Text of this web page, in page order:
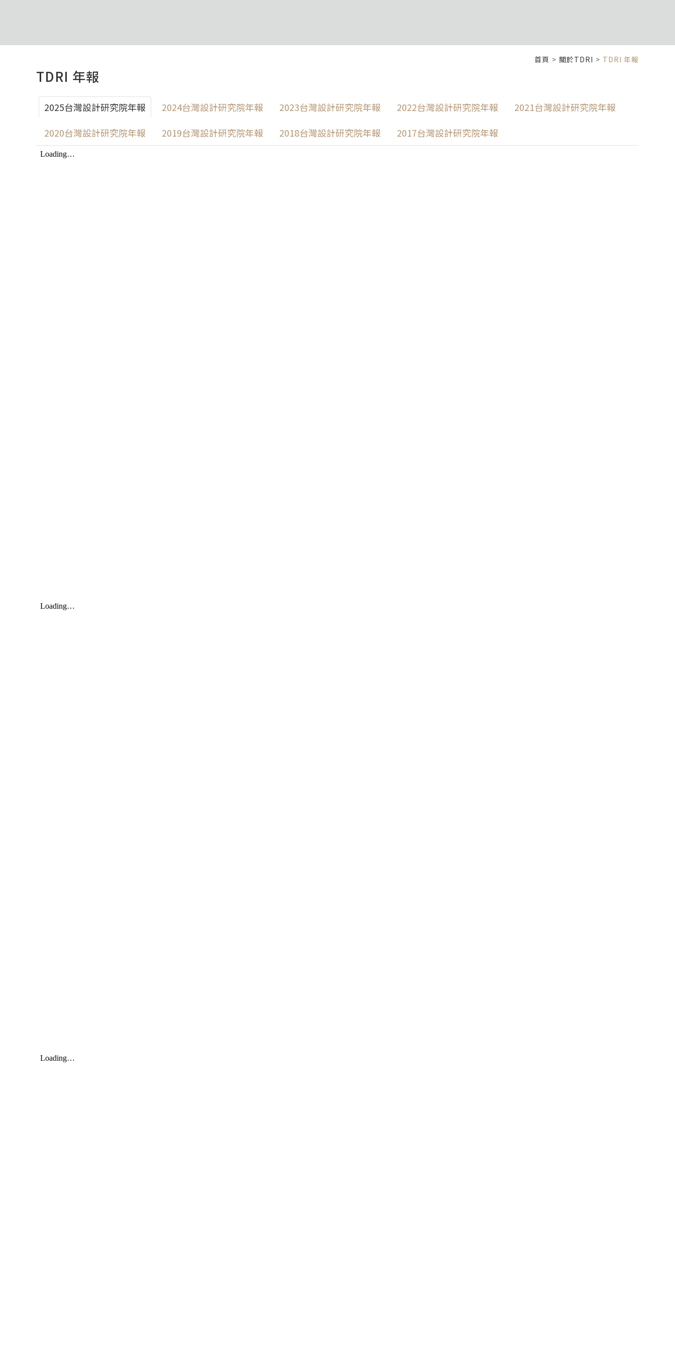
首頁 關於TDRI TDRI 年報
TDRI 年報
2025台灣設計研究院年報 2024台灣設計研究院年報 2023台灣設計研究院年報 2022台灣設計研究院年報
2021台灣設計研究院年報
2020台灣設計研究院年報
2019台灣設計研究院年報 2018台灣設計研究院年報 2017台灣設計研究院年報